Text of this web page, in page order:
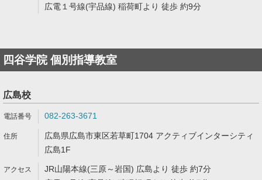
広電１号線(宇品線) 稲荷町より 徒歩 約9分
四谷学院 個別指導教室
広島校
082-263-3671
広島県広島市東区若草町1704 アクティブインターシティ
広島1F
JR山陽本線(三原～岩国) 広島より 徒歩 約7分